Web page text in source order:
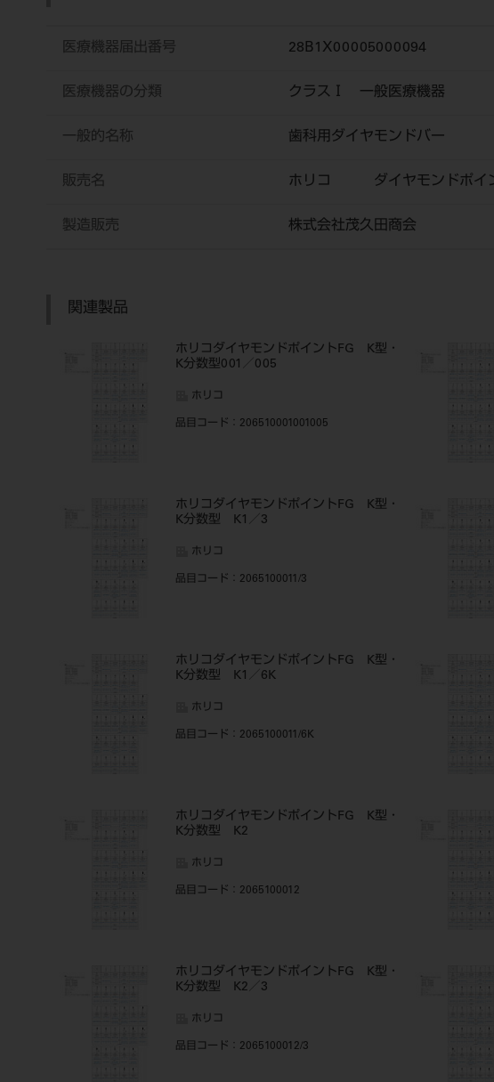
医療機器届出番号 28B1X00005000094
医療機器の分類 クラスⅠ 一般医療機器
一般的名称 歯科用ダイヤモンドバー
販売名 ホリコ ダイヤモンドポイ
製造販売 株式会社茂久田商会
関連製品
ホリコダイヤモンドポイントFG K型・
K分数型001／005
ホリコ
品目コード ：206510001001005
ホリコダイヤモンドポイントFG K型・
K分数型 K1／3
ホリコ
品目コード ：2065100011/3
ホリコダイヤモンドポイントFG K型・
K分数型 K1／6K
ホリコ
品目コード ：2065100011/6K
ホリコダイヤモンドポイントFG K型・
K分数型 K2
ホリコ
品目コード ：2065100012
ホリコダイヤモンドポイントFG K型・
K分数型 K2／3
ホリコ
品目コード ：2065100012/3